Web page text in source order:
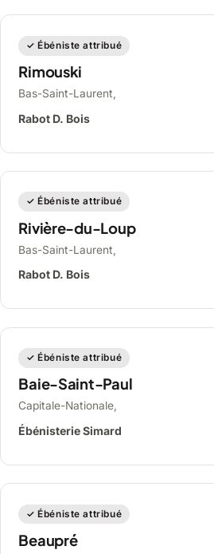
✓ Ébéniste attribué
Rimouski
Bas-Saint-Laurent,
Rabot D. Bois
✓ Ébéniste attribué
Rivière-du-Loup
Bas-Saint-Laurent,
Rabot D. Bois
✓ Ébéniste attribué
Baie-Saint-Paul
Capitale-Nationale,
Ébénisterie Simard
✓ Ébéniste attribué
Beaupré